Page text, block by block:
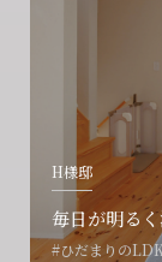
H様邸
毎日が明る
#ひだまりのLDK